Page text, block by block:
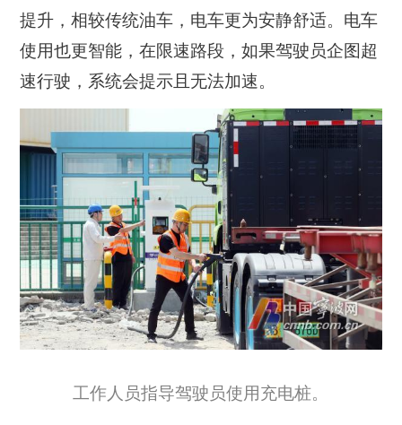
提升，相较传统油车，电车更为安静舒适。电车
使用也更智能，在限速路段，如果驾驶员企图超
速行驶，系统会提示且无法加速。
工作人员指导驾驶员使用充电桩。